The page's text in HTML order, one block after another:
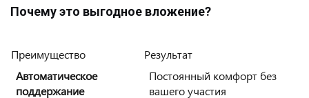
Почему это выгодное вложение?
Преимущество
Результат
Автоматическое
поддержание
Постоянный комфорт без
вашего участия